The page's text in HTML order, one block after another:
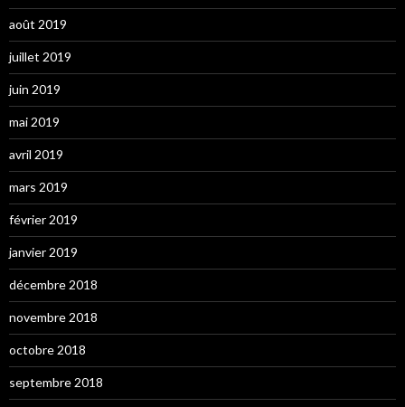
août 2019
juillet 2019
juin 2019
mai 2019
avril 2019
mars 2019
février 2019
janvier 2019
décembre 2018
novembre 2018
octobre 2018
septembre 2018